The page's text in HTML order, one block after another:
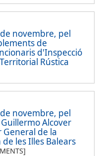
novembre, pel
de
d'Inspecció
Rústica
novembre, pel
Alcover
General de la
les Illes Balears